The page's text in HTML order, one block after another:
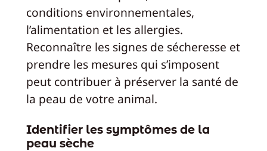
conditions environnementales,
l’alimentation et les allergies.
Reconnaître les signes de sécheresse et
prendre les mesures qui s’imposent
peut contribuer à préserver la santé de
la peau de votre animal.
Identifier les symptômes de la
peau sèche